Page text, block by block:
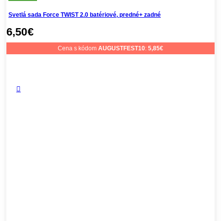
Svetlá sada Force TWIST 2.0 batériové, predné+ zadné
6,50€
Cena s kódom AUGUSTFEST10: 5,85€